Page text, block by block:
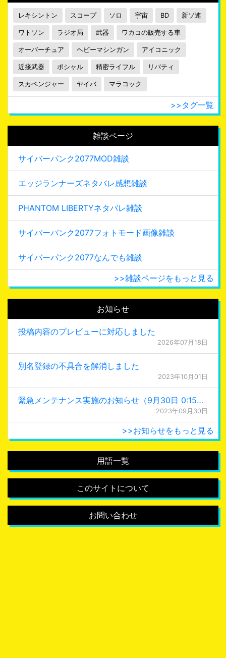
レキシントン スコープ ソロ 宇宙 BD 新ソ連
ワトソン ラジオ局 武器 ワカコの販売する車
オーバーチュア ヘビーマシンガン アイコニック
近接武器 ポシャル 精密ライフル リバティ
スカベンジャー ヤイバ マラコック
>>タグ一覧
雑談ページ
サイバーパンク2077MOD雑談
エッジランナーズネタバレ感想雑談
PHANTOM LIBERTYネタバレ雑談
サイバーパンク2077フォトモード画像雑談
サイバーパンク2077なんでも雑談
>>雑談ページをもっと見る
お知らせ
投稿内容のプレビューに対応しました
2026年07月18日
別名登録の不具合を解消しました
2023年10月01日
緊急メンテナンス実施のお知らせ（9月30日 0:15更新）
2023年09月30日
>>お知らせをもっと見る
用語一覧
このサイトについて
お問い合わせ